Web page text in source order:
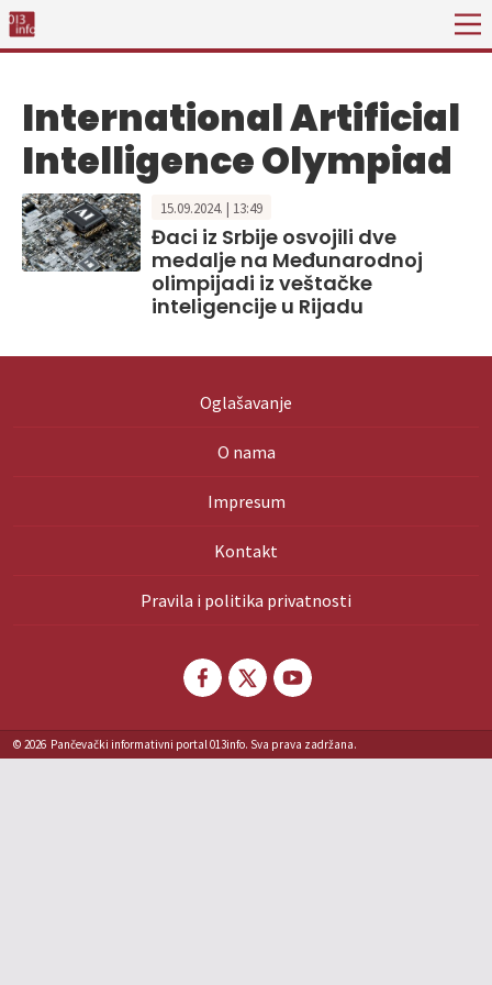
International Artificial
Intelligence Olympiad
15.09.2024. | 13:49
Đaci iz Srbije osvojili dve
medalje na Međunarodnoj
olimpijadi iz veštačke
inteligencije u Rijadu
Oglašavanje
O nama
Impresum
Kontakt
Pravila i politika privatnosti
© 2026 Pančevački informativni portal 013info. Sva prava zadržana.